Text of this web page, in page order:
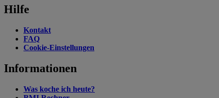
Hilfe
Kontakt
FAQ
Cookie-Einstellungen
Informationen
Was koche ich heute?